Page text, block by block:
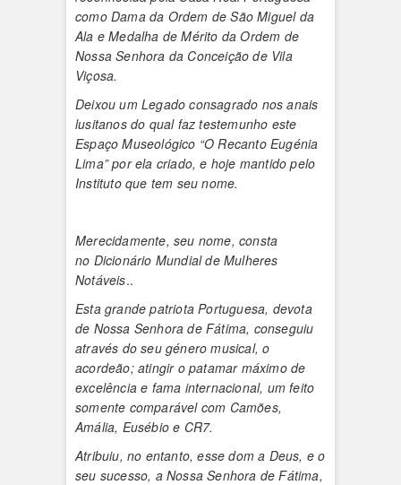
como Dama da Ordem de São Miguel da
Ala e Medalha de Mérito da Ordem de
Nossa Senhora da Conceição de Vila
Viçosa.
Deixou um Legado consagrado nos anais
lusitanos do qual faz testemunho este
Espaço Museológico “O Recanto Eugénia
Lima” por ela criado, e hoje mantido pelo
Instituto que tem seu nome.
Merecidamente, seu nome, consta
no Dicionário Mundial de Mulheres
Notáveis..
Esta grande patriota Portuguesa, devota
de Nossa Senhora de Fátima, conseguiu
através do seu género musical, o
acordeão; atingir o patamar máximo de
excelência e fama internacional, um feito
somente comparável com Camões,
Amália, Eusébio e CR7.
Atribuiu, no entanto, esse dom a Deus, e o
seu sucesso, a Nossa Senhora de Fátima,